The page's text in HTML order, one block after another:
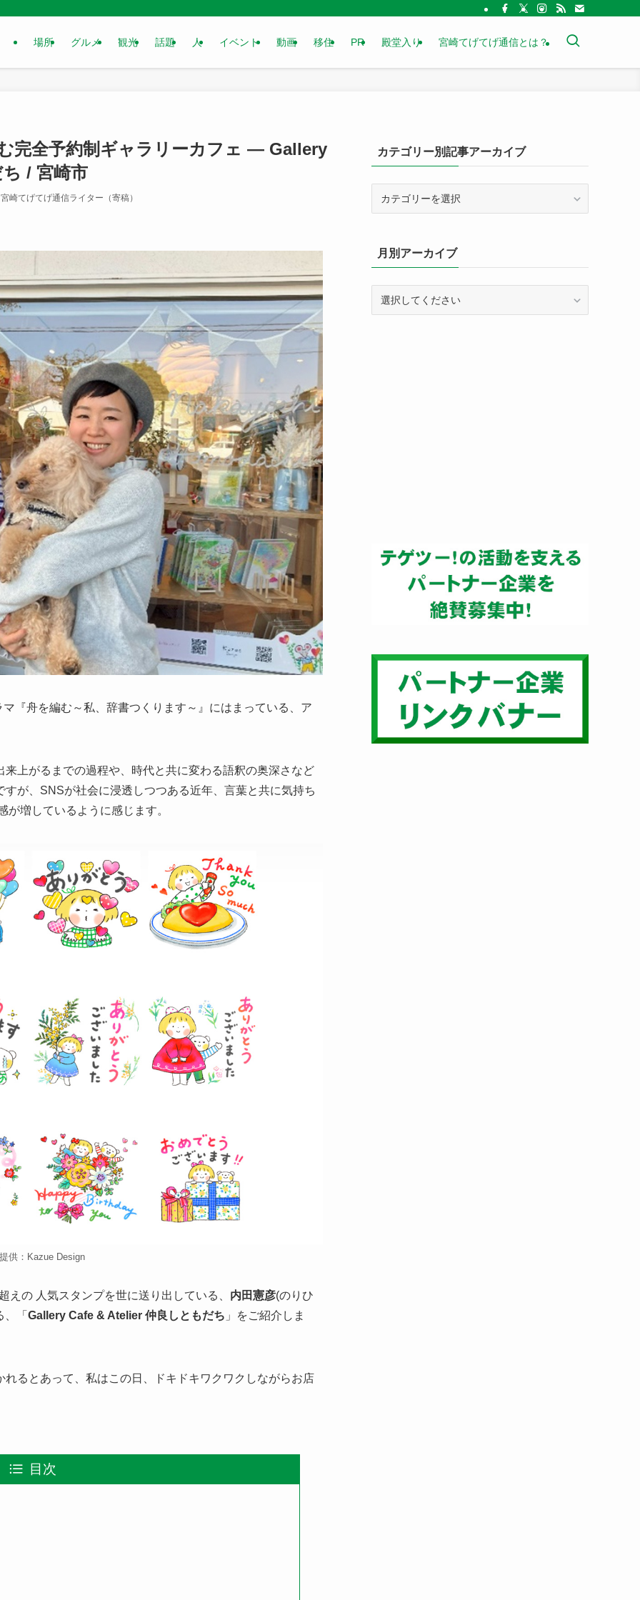
場所 グルメ 観光 話題 人 イベント 動画 移住 PR 殿堂入り 宮崎てげてげ通信とは？
完全予約制ギャラリーカフェ ― Gallery
/ 宮崎市
宮崎てげてげ通信ライター（寄稿）
『舟を編む～私、辞書つくります～』にはまっている、ア
上がるまでの過程や、時代と共に変わる語釈の奥深さなど
が、SNSが社会に浸透しつつある近年、言葉と共に気持ち
増しているように感じます。
供：Kazue Design
の 人気スタンプを世に送り出している、 内田憲彦(のりひ
「 Gallery Cafe & Atelier 仲良しともだち 」をご紹介しま
るとあって、私はこの日、ドキドキワクワクしながらお店
目次
カテゴリー別記事アーカイブ
ー
別
記
ア
月別アーカイブ